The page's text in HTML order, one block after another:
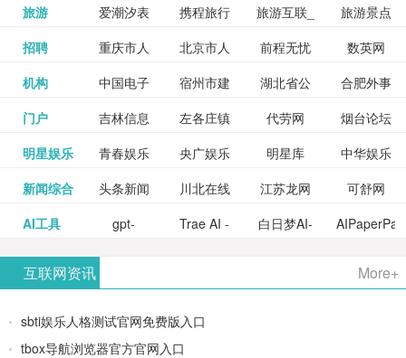
味，豆瓣
电影会推
荐好电影
给你。
啡 网
心食谱网 更多>>
旅游 爱潮汐表 携程旅行
网
旅游互联_
景点门票
预订
旅游景点
点评-猫途
鹰
北京旅游
网
更多>>
招聘 重庆市人
力资源和
社会保障
北京市人
力资源和
社会保障
前程无忧
招聘网
数英网
聘才网
更多>>
机构 中国电子
检验检疫
业务网
宿州市建
委网
湖北省公
管局
合肥外事
办
湖北省粮
食局
更多>>
门户 吉林信息
网
左各庄镇
论坛
代劳网
烟台论坛
腾讯充值
中心
更多>>
明星娱乐 青春娱乐
网
央广娱乐
网,
明星库 中华娱乐
网
网易娱乐 更多>>
新闻综合 头条新闻 川北在线 江苏龙网
可舒网
巾帼网
更多>>
AI工具 gpt-
OpenAI最
Trae AI -
境/深度集
白日梦AI-
- AI论文写
高质量
互联网资讯 More+
sbti娱乐人格测试官网免费版入口
tbox导航浏览器官方官网入口